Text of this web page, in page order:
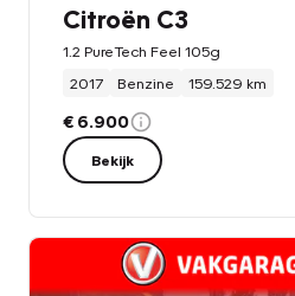
Citroën C3
1.2 PureTech Feel 105g
2017
Benzine 159.529 km
€ 6.900
Bekijk